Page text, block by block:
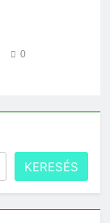
0
KERESÉS